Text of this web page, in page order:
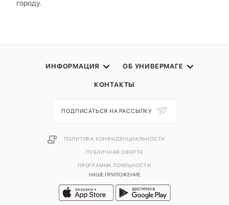
городу.
ИНФОРМАЦИЯ ОБ УНИВЕРМАГЕ
КОНТАКТЫ
НАШЕ ПРИЛОЖЕНИЕ
ПОДПИСАТЬСЯ НА РАССЫЛКУ
ПОЛИТИКА КОНФИДЕНЦИАЛЬНОСТИ
ПУБЛИЧНАЯ ОФЕРТА
ПРОГРАММА ЛОЯЛЬНОСТИ